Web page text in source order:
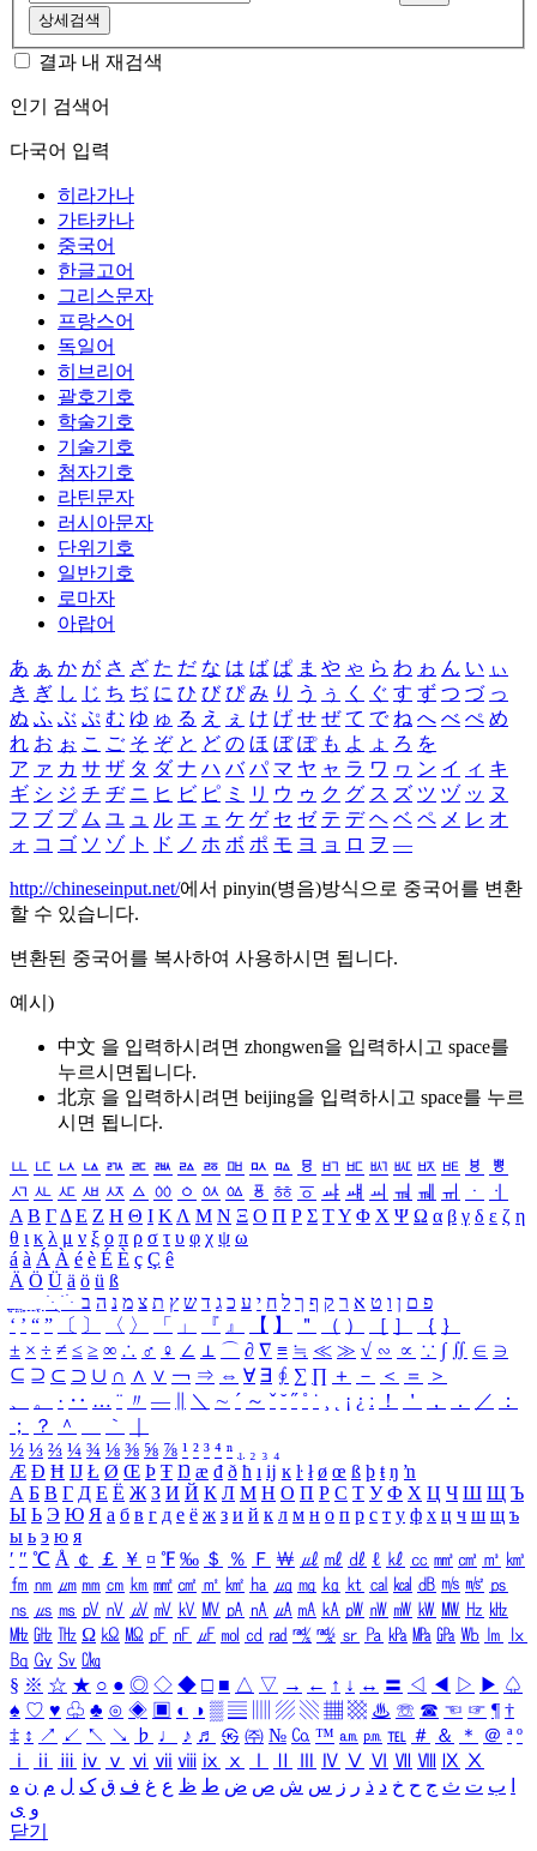
상세검색
결과 내 재검색
인기 검색어
다국어 입력
히라가나
가타카나
중국어
한글고어
그리스문자
프랑스어
독일어
히브리어
괄호기호
학술기호
기술기호
첨자기호
라틴문자
러시아문자
단위기호
일반기호
로마자
아랍어
あ ぁ か が さ ざ た だ な は ば ぱ ま や ゃ ら わ ゎ ん い ぃ
き ぎ し じ ち ぢ に ひ び ぴ み り う ぅ く ぐ す ず つ づ っ
ぬ ふ ぶ ぷ む ゆ ゅ る え ぇ け げ せ ぜ て で ね へ べ ぺ め
れ お ぉ こ ご そ ぞ と ど の ほ ぼ ぽ も よ ょ ろ を
ア ァ カ サ ザ タ ダ ナ ハ バ パ マ ヤ ャ ラ ワ ヮ ン イ ィ キ
ギ シ ジ チ ヂ ニ ヒ ビ ピ ミ リ ウ ゥ ク グ ス ズ ツ ヅ ッ ヌ
フ ブ プ ム ユ ュ ル エ ェ ケ ゲ セ ゼ テ デ ヘ ベ ペ メ レ オ
ォ コ ゴ ソ ゾ ト ド ノ ホ ボ ポ モ ヨ ョ ロ ヲ ―
http://chineseinput.net/에서 pinyin(병음)방식으로 중국어를 변환
할 수 있습니다.
변환된 중국어를 복사하여 사용하시면 됩니다.
예시)
中文 을 입력하시려면 zhongwen을 입력하시고 space를
누르시면됩니다.
北京 을 입력하시려면 beijing을 입력하시고 space를 누르
시면 됩니다.
ㅥ ㅦ ㅧ ㅨ ㅩ ㅪ ㅫ ㅬ ㅭ ㅮ ㅯ ㅰ ㅱ ㅲ ㅳ ㅴ ㅵ ㅶ ㅷ ㅸ
ㅹ
ㅺ ㅻ ㅼ ㅽ ㅾ ㅿ ㆀ ㆁ ㆂ ㆃ ㆄ ㆅ ㆆ ㆇ ㆈ ㆉ ㆊ ㆋ ㆌ ㆍ
ㆎ
Α Β ΓΔ Ε Ζ Η Θ Ι ΚΛ Μ Ν Ξ Ο Π Ρ Σ ΤΥ Φ Χ Ψ Ω α β γ δ ε ζ η
θ ι κ λ μ ν ξ ο π ρ σ τ υ φ χ ψ ω
á à Á À é è É È ç Ç ê
Ä Ö Ü ä ö ü ß
ִֶֹ ֻּ ׁׂ פ ם ן ו ט א ר ק ף ך ל ח י ע כ ג ד ש ץ ת צ מ נ ה ב
‘ ’ “ ” 〔 〕 〈 〉 「 」 『 』 【 】 ＂ （ ） ［ ］ ｛ ｝
± × ÷ ≠ ≤ ≥ ∞ ∴ ♂ ♀ ∠ ⊥ ⌒ ∂ ∇ ≡ ≒ ≪ ≫ √ ∽ ∝ ∵ ∫ ∬ ∈ ∋
⊆ ⊇ ⊂ ⊃ ∪ ∩ ∧ ∨ ￢ ⇒ ⇔ ∀ ∃ ∮ ∑ ∏ ＋ － ＜ ＝
＞
、
。 · ‥ … ¨ 〃 ― ＼ ∼ ´ ～ ˇ ˘ ˝ ˚ ˙ ¸ ¡ ¿ ː ！ ＇ ， ． ／
：
；
？ ＾ ｀
½ ⅓ ⅔ ¼ ¾ ⅛ ⅜ ⅝ ⅞ ¹ ² ³ ⁴ ⁿ ₁ ₂ ₃ ₄
Æ Ð Ħ Ĳ Ł Ø Œ Þ Ŧ Ŋ æ đ ð ħ ı ĳ ĸ ŀ ł ø œ ß þ ŧ ŋ ŉ
А Б В Г Д Е Ё Ж З И Й К Л М Н О П Р С Т У Ф Х Ц Ч Ш Щ Ъ
Ы Ь Э Ю Я а б в г д е ё ж з и й к л м н о п р с т у ф х ц ч ш щ ъ
ы ь э ю я
′ ″ ℃ Å ￠ ￡ ￥ ¤ ℉ ‰ ＄ ％ Ｆ ￦ ㎕ ㎖ ㎗ ℓ ㎘ ㏄ ㎣ ㎤ ㎥ ㎦
㎙ ㎚ ㎛ ㎜ ㎝ ㎞ ㎟ ㎠ ㎡ ㎢ ㏊ ㎍ ㎎ ㎏ ㏏ ㎈ ㎉ ㏈ ㎧ ㎨ ㎰
㎱ ㎲ ㎳ ㎴ ㎵ ㎶ ㎷ ㎸ ㎹ ㎀ ㎁ ㎂ ㎃ ㎄ ㎺ ㎻ ㎽ ㎾ ㎿ ㎐ ㎑
㎒ ㎓ ㎔ Ω ㏀ ㏁ ㎊ ㎋ ㎌ ㏖ ㏅ ㎭ ㎮ ㎯ ㏛ ㎩ ㎪ ㎫ ㎬ ㏝ ㏐
㏓
㏃ ㏉ ㏜ ㏆
§ ※ ☆ ★ ○ ● ◎ ◇ ◆ □ ■ △ ▽ → ← ↑ ↓ ↔ 〓 ◁ ◀ ▷ ▶ ♤
♠ ♡ ♥ ♧ ♣ ⊙ ◈ ▣ ◐ ◑ ▒ ▤ ▨ ▧ ▦ ▩ ♨ ☏ ☎ ☜ ☞ ¶ †
‡ ↕ ↗ ↙ ↖ ↘ ♭ ♩ ♪ ♬ ㉿ ㈜ № ㏇ ™ ㏂ ㏘ ℡ ＃ ＆ ＊ ＠ ª º
ⅰ
ⅱ ⅲ ⅳ ⅴ ⅵ ⅶ ⅷ ⅸ ⅹ Ⅳ Ⅴ Ⅵ Ⅶ Ⅷ Ⅸ Ⅹ
ب ت ث ج ح خ د ذ ر ز س ش ص ض ط ظ ع غ ف ق ک ل م ن ه
و ی
닫기